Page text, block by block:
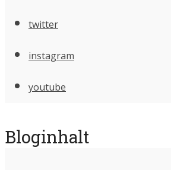
twitter
instagram
youtube
Bloginhalt